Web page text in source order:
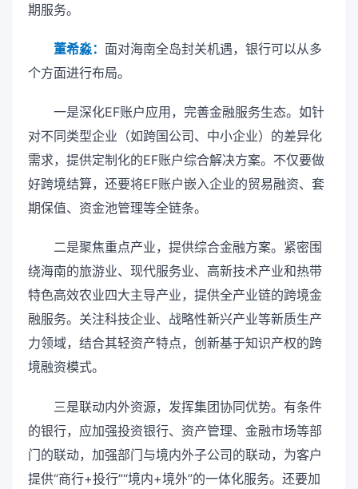
期服务。
董希淼： 面对海南全岛封关机遇，银行可以从多
个方面进行布局。
一是深化EF账户应用，完善金融服务生态。如针
对不同类型企业（如跨国公司、中小企业）的差异化
需求，提供定制化的EF账户综合解决方案。不仅要做
好跨境结算，还要将EF账户嵌入企业的贸易融资、套
期保值、资金池管理等全链条。
二是聚焦重点产业，提供综合金融方案。紧密围
绕海南的旅游业、现代服务业、高新技术产业和热带
特色高效农业四大主导产业，提供全产业链的跨境金
融服务。关注科技企业、战略性新兴产业等新质生产
力领域，结合其轻资产特点，创新基于知识产权的跨
境融资模式。
三是联动内外资源，发挥集团协同优势。有条件
的银行，应加强投资银行、资产管理、金融市场等部
门的联动，加强部门与境内外子公司的联动，为客户
提供“商行+投行”“境内+境外”的一体化服务。还要加